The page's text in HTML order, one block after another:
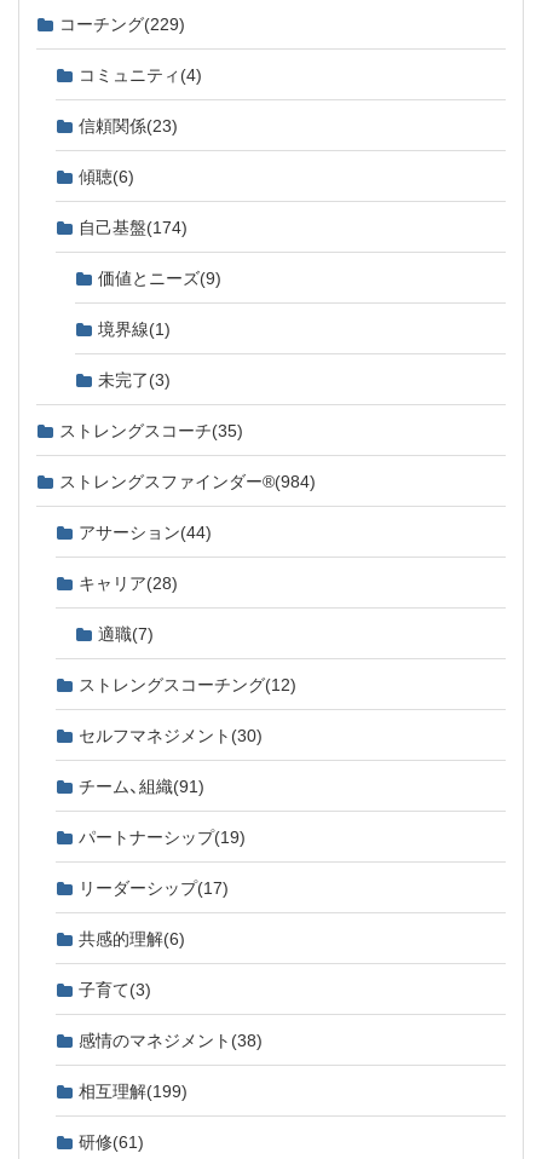
コーチング(229)
コミュニティ (4)
信頼関係(23)
傾聴(6)
自己基盤(174)
価値とニーズ(9)
境界線(1)
未完了(3)
ストレングスコーチ(35)
ストレングスファインダー®(984)
アサーション(44)
キャリア(28)
適職(7)
ストレングスコーチング(12)
セルフマネジメント (30)
チーム、組織(91)
パートナーシップ(19)
リーダーシップ(17)
共感的理解(6)
子育て(3)
感情のマネジメント (38)
相互理解(199)
研修(61)